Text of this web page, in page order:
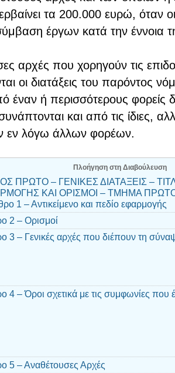
τα 200.000 ευρώ, όταν
έργων κατά την έννοια
αρχές που χορηγούν τις
οι διατάξεις του παρόντος
έναν ή περισσότερους φορείς
και από τις ίδιες,
εν λόγω άλλων φορέων.
Πλοήγηση στη Διαβούλευση
ΠΡΩΤΟ – ΓΕΝΙΚΕΣ ΔΙΑΤΑΞΕΙΣ –
ΚΑΙ ΟΡΙΣΜΟΙ – ΤΜΗΜΑ
1 – Αντικείμενο και πεδίο εφαρμογής
2 – Ορισμοί
3 – Γενικές αρχές που διέπουν τη
4 – Όροι σχετικά με τις συμφωνίες που
5 – Αναθέτουσες Αρχές